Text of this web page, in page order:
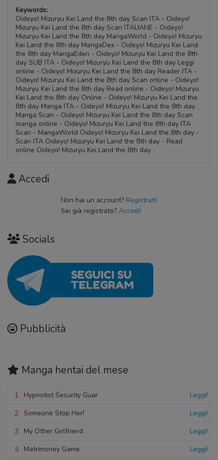
Keywords:
Oideyo! Mizuryu Kei Land the 8th day Scan ITA - Oideyo!
Mizuryu Kei Land the 8th day Scan ITALIANE - Oideyo!
Mizuryu Kei Land the 8th day MangaWorld - Oideyo! Mizuryu
Kei Land the 8th day MangaDex - Oideyo! Mizuryu Kei Land
the 8th day MangaEden - Oideyo! Mizuryu Kei Land the 8th
day SUB ITA - Oideyo! Mizuryu Kei Land the 8th day Leggi
online - Oideyo! Mizuryu Kei Land the 8th day Reader ITA -
Oideyo! Mizuryu Kei Land the 8th day Scan online - Oideyo!
Mizuryu Kei Land the 8th day Read online - Oideyo! Mizuryu
Kei Land the 8th day Online - Oideyo! Mizuryu Kei Land the
8th day Manga ITA - Oideyo! Mizuryu Kei Land the 8th day
Manga Scan - Oideyo! Mizuryu Kei Land the 8th day Scan
manga online - Oideyo! Mizuryu Kei Land the 8th day ITA
Scan - MangaWorld Oideyo! Mizuryu Kei Land the 8th day -
Scan ITA Oideyo! Mizuryu Kei Land the 8th day - Read
online Oideyo! Mizuryu Kei Land the 8th day
Accedi
Non hai un account? Registrati!
Sei già registrato? Accedi!
Socials
Pubblicità
Manga hentai del mese
1 Hypnotist Security Guar Leggi!
2 Someone Stop Her! Leggi!
3 My Other Girlfriend Leggi!
4 Matrimoney Game Leggi!